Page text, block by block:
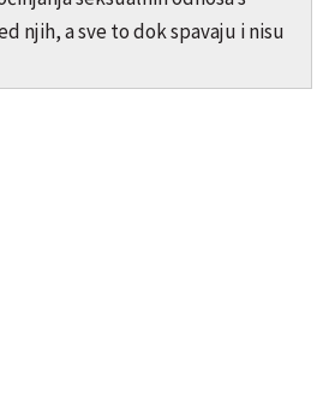
njih, a sve to dok spavaju i nisu